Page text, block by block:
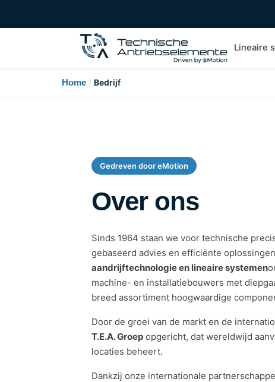
Lineaire
Home / Bedrijf
Gedreven door eMotion
Over ons
Sinds 1964 staan we voor technische
gebaseerd advies en efficiënte
aandrijftechnologie en lineaire systemen
machine- en installatiebouwers met
breed assortiment hoogwaardige
Door de groei van de markt en de
T.E.A. Groep opgericht, dat wereldwijd
locaties beheert.
Dankzij onze internationale